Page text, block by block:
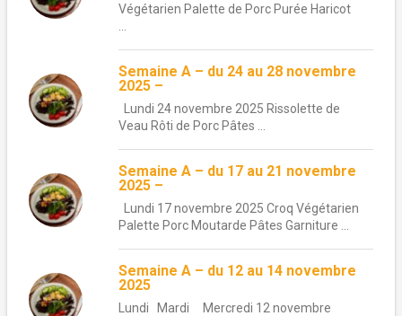
Végétarien Palette de Porc Purée Haricot
Semaine A – du 24 au 28 novembre
2025 –
Lundi 24 novembre 2025 Rissolette de
Veau Rôti de Porc Pâtes ...
Semaine A – du 17 au 21 novembre
2025 –
Lundi 17 novembre 2025 Croq Végétarien
Palette Porc Moutarde Pâtes Garniture ...
Semaine A – du 12 au 14 novembre
2025
Lundi Mardi Mercredi 12 novembre